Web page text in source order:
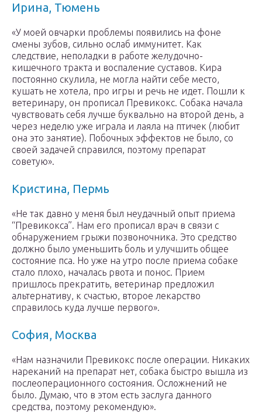
Ирина, Тюмень
«У моей овчарки проблемы появились на фоне
смены зубов, сильно ослаб иммунитет. Как
следствие, неполадки в работе желудочно-
кишечного тракта и воспаление суставов. Кира
постоянно скулила, не могла найти себе место,
кушать не хотела, про игры и речь не идет. Пошли к
ветеринару, он прописал Превикокс. Собака начала
чувствовать себя лучше буквально на второй день, а
через неделю уже играла и лаяла на птичек (любит
она это занятие). Побочных эффектов не было, со
своей задачей справился, поэтому препарат
советую».
Кристина, Пермь
«Не так давно у меня был неудачный опыт приема
“Превикокса”. Нам его прописал врач в связи с
обнаружением грыжи позвоночника. Это средство
должно было уменьшить боль и улучшить общее
состояние пса. Но уже на утро после приема собаке
стало плохо, началась рвота и понос. Прием
пришлось прекратить, ветеринар предложил
альтернативу, к счастью, второе лекарство
справилось куда лучше первого».
София, Москва
«Нам назначили Превикокс после операции. Никаких
нареканий на препарат нет, собака быстро вышла из
послеоперационного состояния. Осложнений не
было. Думаю, что в этом есть заслуга данного
средства, поэтому рекомендую».